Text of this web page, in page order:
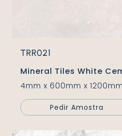
TRR021
Mineral Tiles White
4mm x 600mm x 1200mm
Pedir Amostra